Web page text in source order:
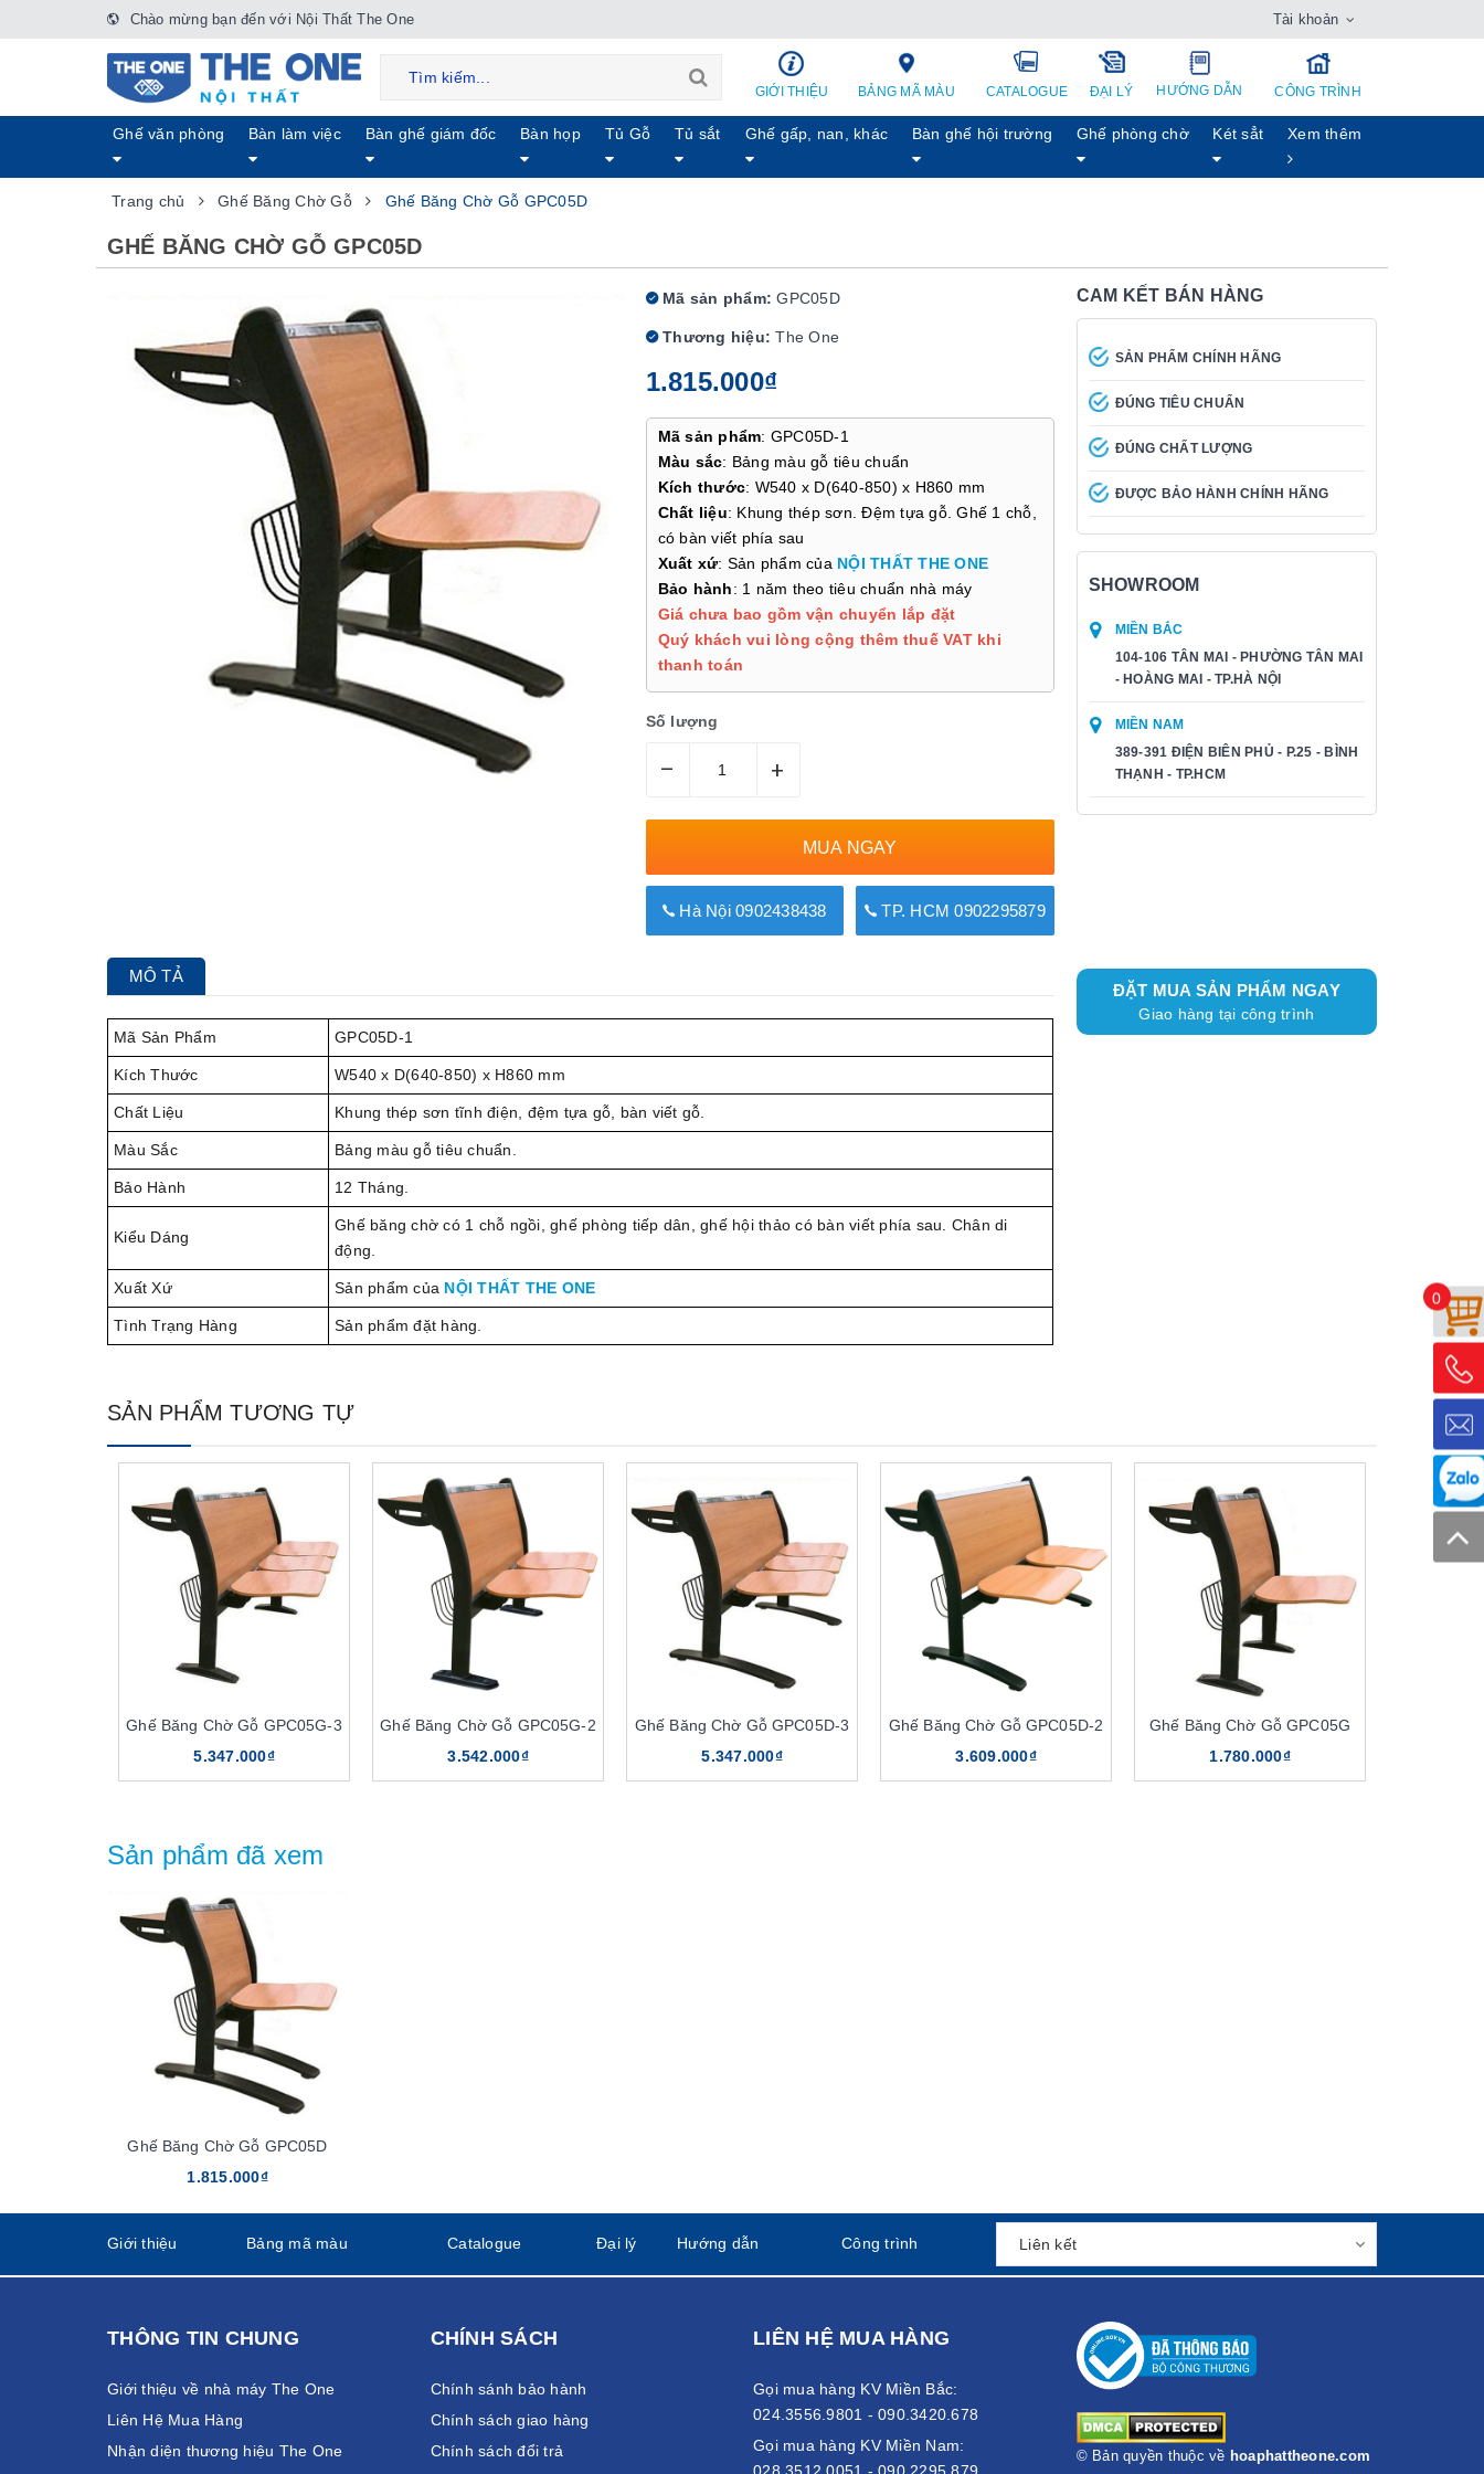
Chào mừng bạn đến với Nội Thất The One Tài khoản
GIỚI THIỆU BẢNG MÃ MÀU CATALOGUE ĐẠI LÝ HƯỚNG DẪN CÔNG TRÌNH
Ghế văn phòng Bàn làm việc Bàn ghế giám đốc Bàn họp Tủ Gỗ Tủ sắt Ghế gấp, nan, khác Bàn ghế hội trường Ghế phòng chờ Két sẳt Xem thêm
Trang chủ Ghế Băng Chờ Gỗ Ghế Băng Chờ Gỗ GPC05D
GHẾ BĂNG CHỜ GỖ GPC05D
Mã sản phẩm: GPC05D
Thương hiệu: The One
1.815.000₫
Mã sản phẩm: GPC05D-1
Màu sắc: Bảng màu gỗ tiêu chuẩn
Kích thước: W540 x D(640-850) x H860 mm
Chất liệu: Khung thép sơn. Đệm tựa gỗ. Ghế 1 chỗ,
có bàn viết phía sau
Xuất xứ: Sản phẩm của NỘI THẤT THE ONE
Bảo hành: 1 năm theo tiêu chuẩn nhà máy
Giá chưa bao gồm vận chuyển lắp đặt
Quý khách vui lòng cộng thêm thuế VAT khi
thanh toán
Số lượng
– +
MUA NGAY
Hà Nội 0902438438 TP. HCM 0902295879
CAM KẾT BÁN HÀNG
SẢN PHẨM CHÍNH HÃNG
ĐÚNG TIÊU CHUẨN
ĐÚNG CHẤT LƯỢNG
ĐƯỢC BẢO HÀNH CHÍNH HÃNG
SHOWROOM
MIỀN BẮC
104-106 TÂN MAI - PHƯỜNG TÂN MAI
- HOÀNG MAI - TP.HÀ NỘI
MIỀN NAM
389-391 ĐIỆN BIÊN PHỦ - P.25 - BÌNH
THẠNH - TP.HCM
MÔ TẢ
Mã Sản Phẩm GPC05D-1
Kích Thước W540 x D(640-850) x H860 mm
Chất Liệu Khung thép sơn tĩnh điện, đệm tựa gỗ, bàn viết gỗ.
Màu Sắc Bảng màu gỗ tiêu chuẩn.
Bảo Hành 12 Tháng.
Kiểu Dáng
Ghế băng chờ có 1 chỗ ngồi, ghế phòng tiếp dân, ghế hội thảo có bàn viết phía sau. Chân di
động.
Xuất Xứ Sản phẩm của NỘI THẤT THE ONE
Tình Trạng Hàng Sản phẩm đặt hàng.
ĐẶT MUA SẢN PHẨM NGAY
Giao hàng tại công trình
SẢN PHẨM TƯƠNG TỰ
Ghế Băng Chờ Gỗ GPC05G-3
5.347.000₫
Ghế Băng Chờ Gỗ GPC05G-2
3.542.000₫
Ghế Băng Chờ Gỗ GPC05D-3
5.347.000₫
Ghế Băng Chờ Gỗ GPC05D-2
3.609.000₫
Ghế Băng Chờ Gỗ GPC05G
1.780.000₫
Sản phẩm đã xem
Ghế Băng Chờ Gỗ GPC05D
1.815.000₫
0
Giới thiệu Bảng mã màu Catalogue Đại lý Hướng dẫn Công trình
THÔNG TIN CHUNG
Giới thiệu về nhà máy The One
Liên Hệ Mua Hàng
Nhận diện thương hiệu The One
CHÍNH SÁCH
Chính sánh bảo hành
Chính sách giao hàng
Chính sách đổi trả
LIÊN HỆ MUA HÀNG
Gọi mua hàng KV Miền Bắc:
024.3556.9801 - 090.3420.678
Gọi mua hàng KV Miền Nam:
© Bản quyền thuộc về hoaphattheone.com